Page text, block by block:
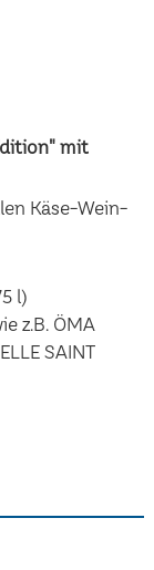
mit
Käse-Wein-
l)
z.B. ÖMA
SAINT